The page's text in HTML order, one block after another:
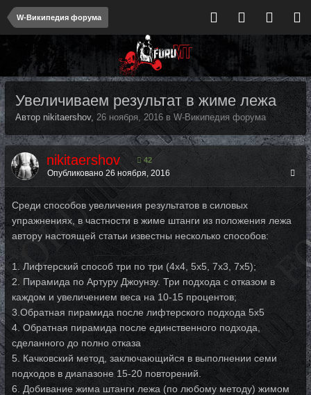
W-Википедия форума
Увеличиваем результат в жиме лежа
Автор nikitaershov, 26 ноября, 2016 в W-Википедия форума
nikitaershov 42
Опубликовано 26 ноября, 2016
Среди способов увеличения результатов в силовых
упражнениях, в частности в жиме штанги из положения лежа
автору настоящей статьи известны несколько способов:
1. Лифтерский способ три по три (4х4, 5х5, 7х3, 7х5);
2. Пирамида по Артуру Джоунзу. Три подхода с отказом в
каждом и увеличением веса на 10-15 процентов;
3.Обратная пирамида после лифтерского подхода 5х5
4. Обратная пирамида после единственного подхода,
сделанного до полно отказа
5. Качковский метод, заключающийся в выполнении семи
подходов в диапазоне 15-20 повторений.
6. Добивание жима штанги лежа (по любому методу) жимом